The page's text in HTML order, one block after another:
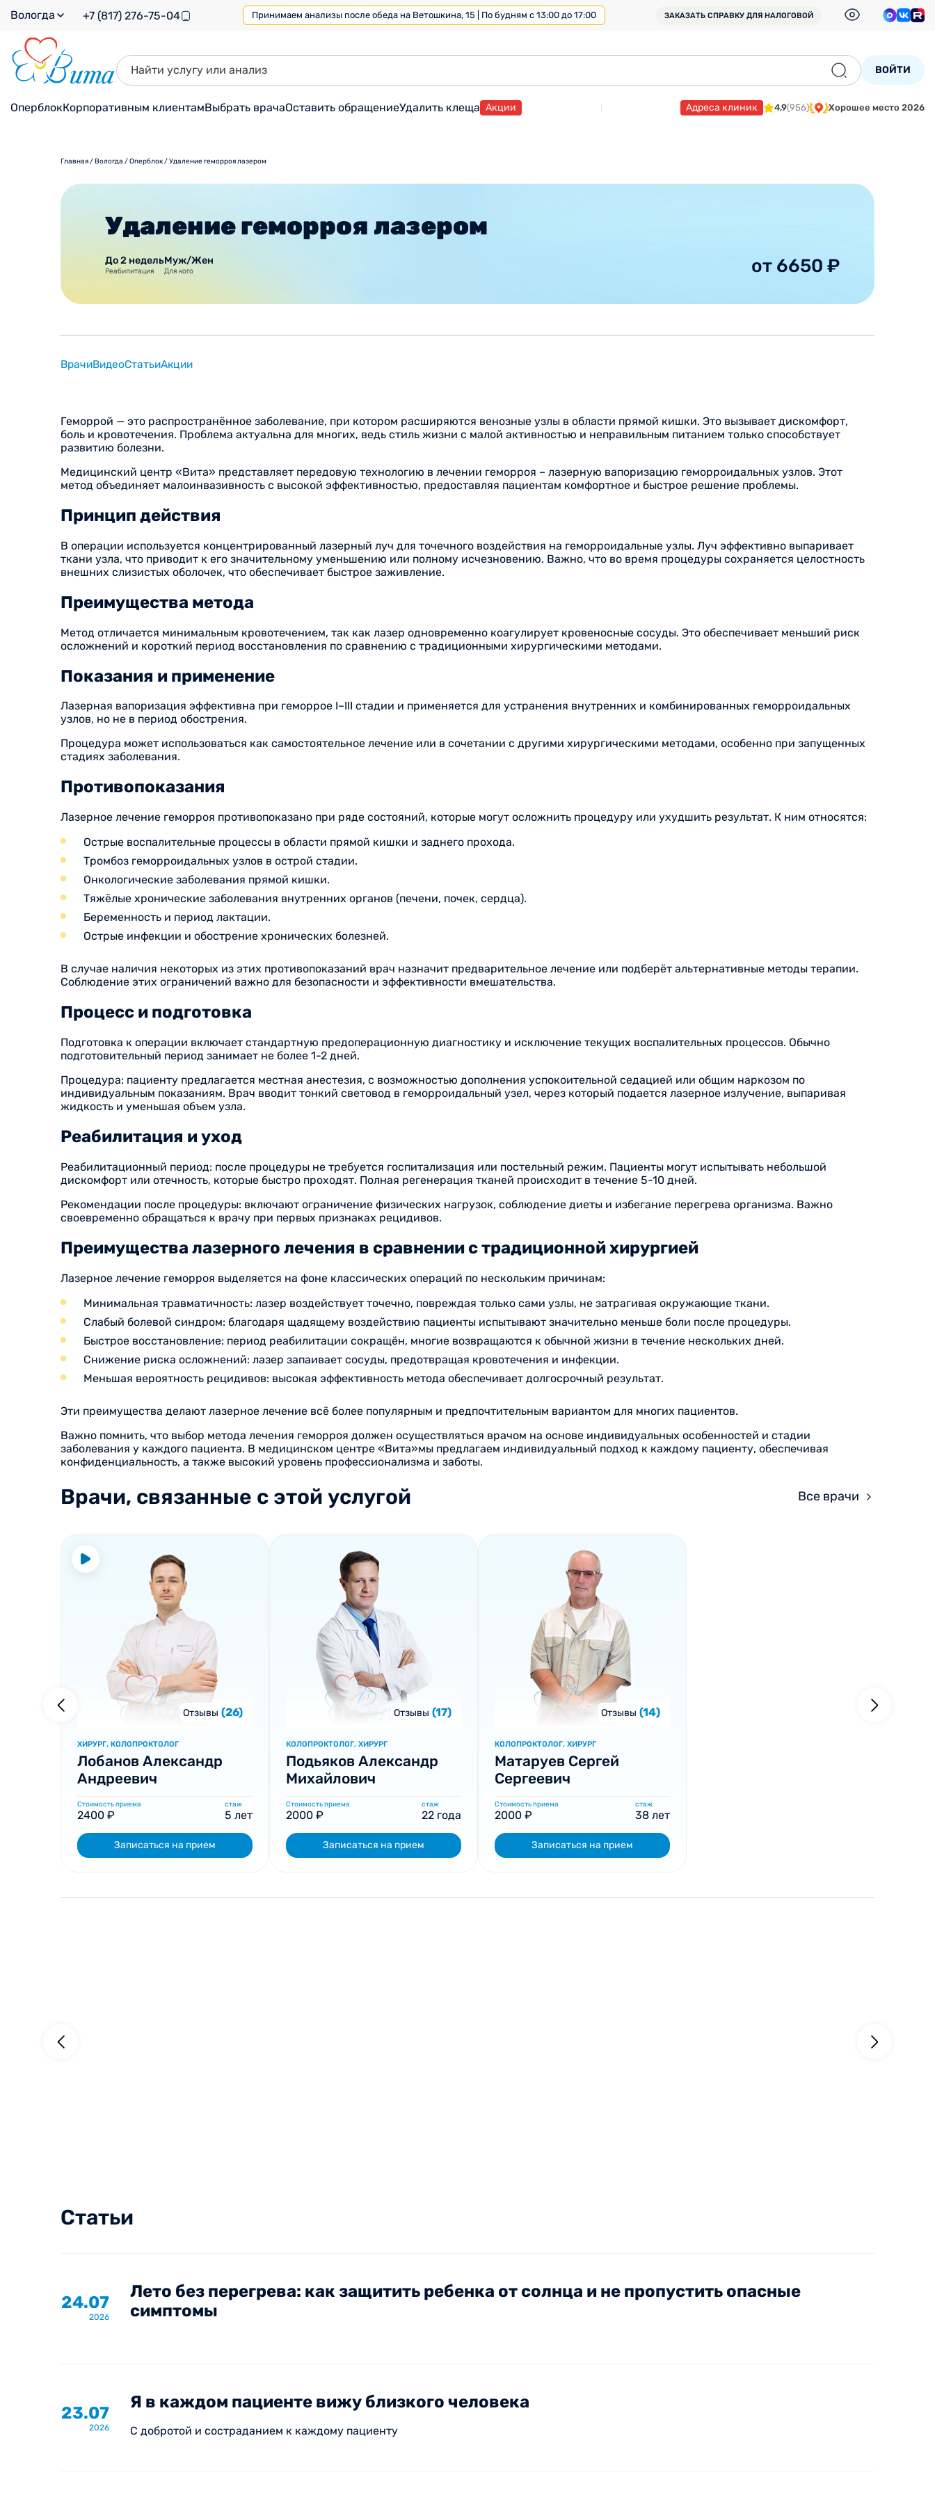
Вологда +7 (817) 276-75-04 Принимаем анализы после обеда на Ветошкина, 15 | По будням с 13:00 до 17:00 ЗАКАЗАТЬ СПРАВКУ ДЛЯ НАЛОГОВОЙ
ВОЙТИ
ОперблокКорпоративным клиентамВыбрать врачаОставить обращениеУдалить клеща Акции Адреса клиник 4,9(956) Хорошее место 2026
Главная/Вологда /Оперблок/Удаление геморроя лазером
Удаление геморроя лазером
До 2 недель
Реабилитация
Муж/Жен
Для кого от 6650 ₽
ВрачиВидеоСтатьиАкции
Геморрой — это распространённое заболевание, при котором расширяются венозные узлы в области прямой кишки. Это вызывает дискомфорт,
боль и кровотечения. Проблема актуальна для многих, ведь стиль жизни с малой активностью и неправильным питанием только способствует
развитию болезни.
Медицинский центр «Вита» представляет передовую технологию в лечении геморроя – лазерную вапоризацию геморроидальных узлов. Этот
метод объединяет малоинвазивность с высокой эффективностью, предоставляя пациентам комфортное и быстрое решение проблемы.
Принцип действия
В операции используется концентрированный лазерный луч для точечного воздействия на геморроидальные узлы. Луч эффективно выпаривает
ткани узла, что приводит к его значительному уменьшению или полному исчезновению. Важно, что во время процедуры сохраняется целостность
внешних слизистых оболочек, что обеспечивает быстрое заживление.
Преимущества метода
Метод отличается минимальным кровотечением, так как лазер одновременно коагулирует кровеносные сосуды. Это обеспечивает меньший риск
осложнений и короткий период восстановления по сравнению с традиционными хирургическими методами.
Показания и применение
Лазерная вапоризация эффективна при геморрое I–III стадии и применяется для устранения внутренних и комбинированных геморроидальных
узлов, но не в период обострения.
Процедура может использоваться как самостоятельное лечение или в сочетании с другими хирургическими методами, особенно при запущенных
стадиях заболевания.
Противопоказания
Лазерное лечение геморроя противопоказано при ряде состояний, которые могут осложнить процедуру или ухудшить результат. К ним относятся:
Острые воспалительные процессы в области прямой кишки и заднего прохода.
Тромбоз геморроидальных узлов в острой стадии.
Онкологические заболевания прямой кишки.
Тяжёлые хронические заболевания внутренних органов (печени, почек, сердца).
Беременность и период лактации.
Острые инфекции и обострение хронических болезней.
В случае наличия некоторых из этих противопоказаний врач назначит предварительное лечение или подберёт альтернативные методы терапии.
Соблюдение этих ограничений важно для безопасности и эффективности вмешательства.
Процесс и подготовка
Подготовка к операции включает стандартную предоперационную диагностику и исключение текущих воспалительных процессов. Обычно
подготовительный период занимает не более 1-2 дней.
Процедура: пациенту предлагается местная анестезия, с возможностью дополнения успокоительной седацией или общим наркозом по
индивидуальным показаниям. Врач вводит тонкий световод в геморроидальный узел, через который подается лазерное излучение, выпаривая
жидкость и уменьшая объем узла.
Реабилитация и уход
Реабилитационный период: после процедуры не требуется госпитализация или постельный режим. Пациенты могут испытывать небольшой
дискомфорт или отечность, которые быстро проходят. Полная регенерация тканей происходит в течение 5-10 дней.
Рекомендации после процедуры: включают ограничение физических нагрузок, соблюдение диеты и избегание перегрева организма. Важно
своевременно обращаться к врачу при первых признаках рецидивов.
Преимущества лазерного лечения в сравнении с традиционной хирургией
Лазерное лечение геморроя выделяется на фоне классических операций по нескольким причинам:
Минимальная травматичность: лазер воздействует точечно, повреждая только сами узлы, не затрагивая окружающие ткани.
Слабый болевой синдром: благодаря щадящему воздействию пациенты испытывают значительно меньше боли после процедуры.
Быстрое восстановление: период реабилитации сокращён, многие возвращаются к обычной жизни в течение нескольких дней.
Снижение риска осложнений: лазер запаивает сосуды, предотвращая кровотечения и инфекции.
Меньшая вероятность рецидивов: высокая эффективность метода обеспечивает долгосрочный результат.
Эти преимущества делают лазерное лечение всё более популярным и предпочтительным вариантом для многих пациентов.
Важно помнить, что выбор метода лечения геморроя должен осуществляться врачом на основе индивидуальных особенностей и стадии
заболевания у каждого пациента. В медицинском центре «Вита»мы предлагаем индивидуальный подход к каждому пациенту, обеспечивая
конфиденциальность, а также высокий уровень профессионализма и заботы.
Врачи, связанные с этой услугой Все врачи
Отзывы (26)
ХИРУРГ, КОЛОПРОКТОЛОГ
Лобанов Александр
Андреевич
Стоимость приема
2400 ₽
стаж
5 лет
Записаться на прием
Отзывы (17)
КОЛОПРОКТОЛОГ, ХИРУРГ
Подьяков Александр
Михайлович
Стоимость приема
2000 ₽
стаж
22 года
Записаться на прием
Отзывы (14)
КОЛОПРОКТОЛОГ, ХИРУРГ
Матаруев Сергей
Сергеевич
Стоимость приема
2000 ₽
стаж
38 лет
Записаться на прием
Статьи
24.07
2026
Лето без перегрева: как защитить ребенка от солнца и не пропустить опасные
симптомы
23.07
2026
Я в каждом пациенте вижу близкого человека
С добротой и состраданием к каждому пациенту